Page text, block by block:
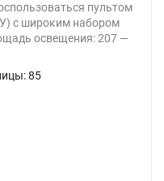
пультом
с широким набором
освещения: 207 —
85